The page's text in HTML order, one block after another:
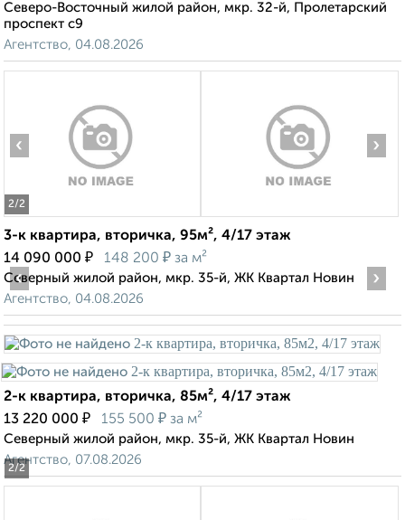
Северо-Восточный жилой район, мкр. 32-й, Пролетарский
проспект с9
Агентство, 04.08.2026
2/2
‹ ›
3-к квартира, вторичка, 95м², 4/17 этаж
14 090 000 ₽ 148 200 ₽ за м²
Северный жилой район, мкр. 35-й, ЖК Квартал Новин
Агентство, 04.08.2026
2/2
‹ ›
2-к квартира, вторичка, 85м², 4/17 этаж
13 220 000 ₽ 155 500 ₽ за м²
Северный жилой район, мкр. 35-й, ЖК Квартал Новин
Агентство, 07.08.2026